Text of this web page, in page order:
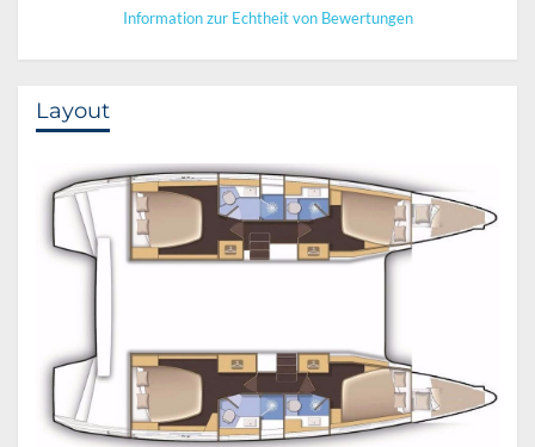
Information zur Echtheit von Bewertungen
Layout